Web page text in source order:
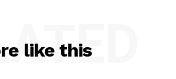
like this